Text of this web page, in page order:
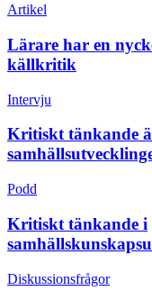
Artikel
Lärare har en
källkritik
Intervju
Kritiskt tänkande
Podd
Kritiskt tänkande i
Diskussionsfrågor